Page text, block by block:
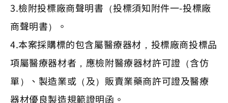
3.檢附投標廠商聲明書（投標須知附件一-投標廠
商聲明書）。
4.本案採購標的包含屬醫療器材，投標廠商投標品
項屬醫療器材者，應檢附醫療器材許可證（含仿
單）、製造業或（及）販賣業藥商許可證及醫療
器材優良製造規範證明函。